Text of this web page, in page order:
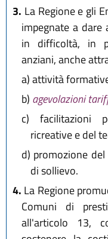
3. La Regione e gli
impegnate a dare
in difficoltà, in
anziani, anche
a)attività
b) agevolazioni
c) facilitazioni
ricreative e del
d) promozione
di sollievo.
4. La Regione
Comuni di
all'articolo 13,